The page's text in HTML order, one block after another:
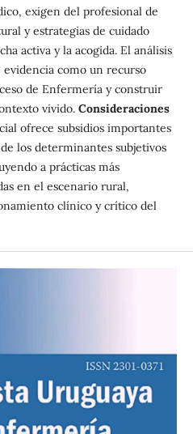
exigen del profesional de
y estrategias de cuidado
activa y la acogida. El análisis
evidencia como un recurso
de Enfermería y construir
vivido. Consideraciones
ofrece subsidios importantes
los determinantes subjetivos
a prácticas más
en el escenario rural,
clínico y crítico del